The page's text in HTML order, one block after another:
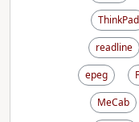
ThinkPad
readline
epeg
MeCab